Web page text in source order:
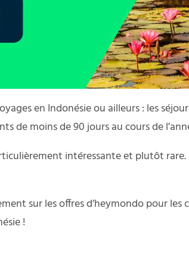
en Indonésie ou ailleurs : les
de moins de 90 jours au cours de
intéressante et plutôt
sur les offres d’heymondo pour
!